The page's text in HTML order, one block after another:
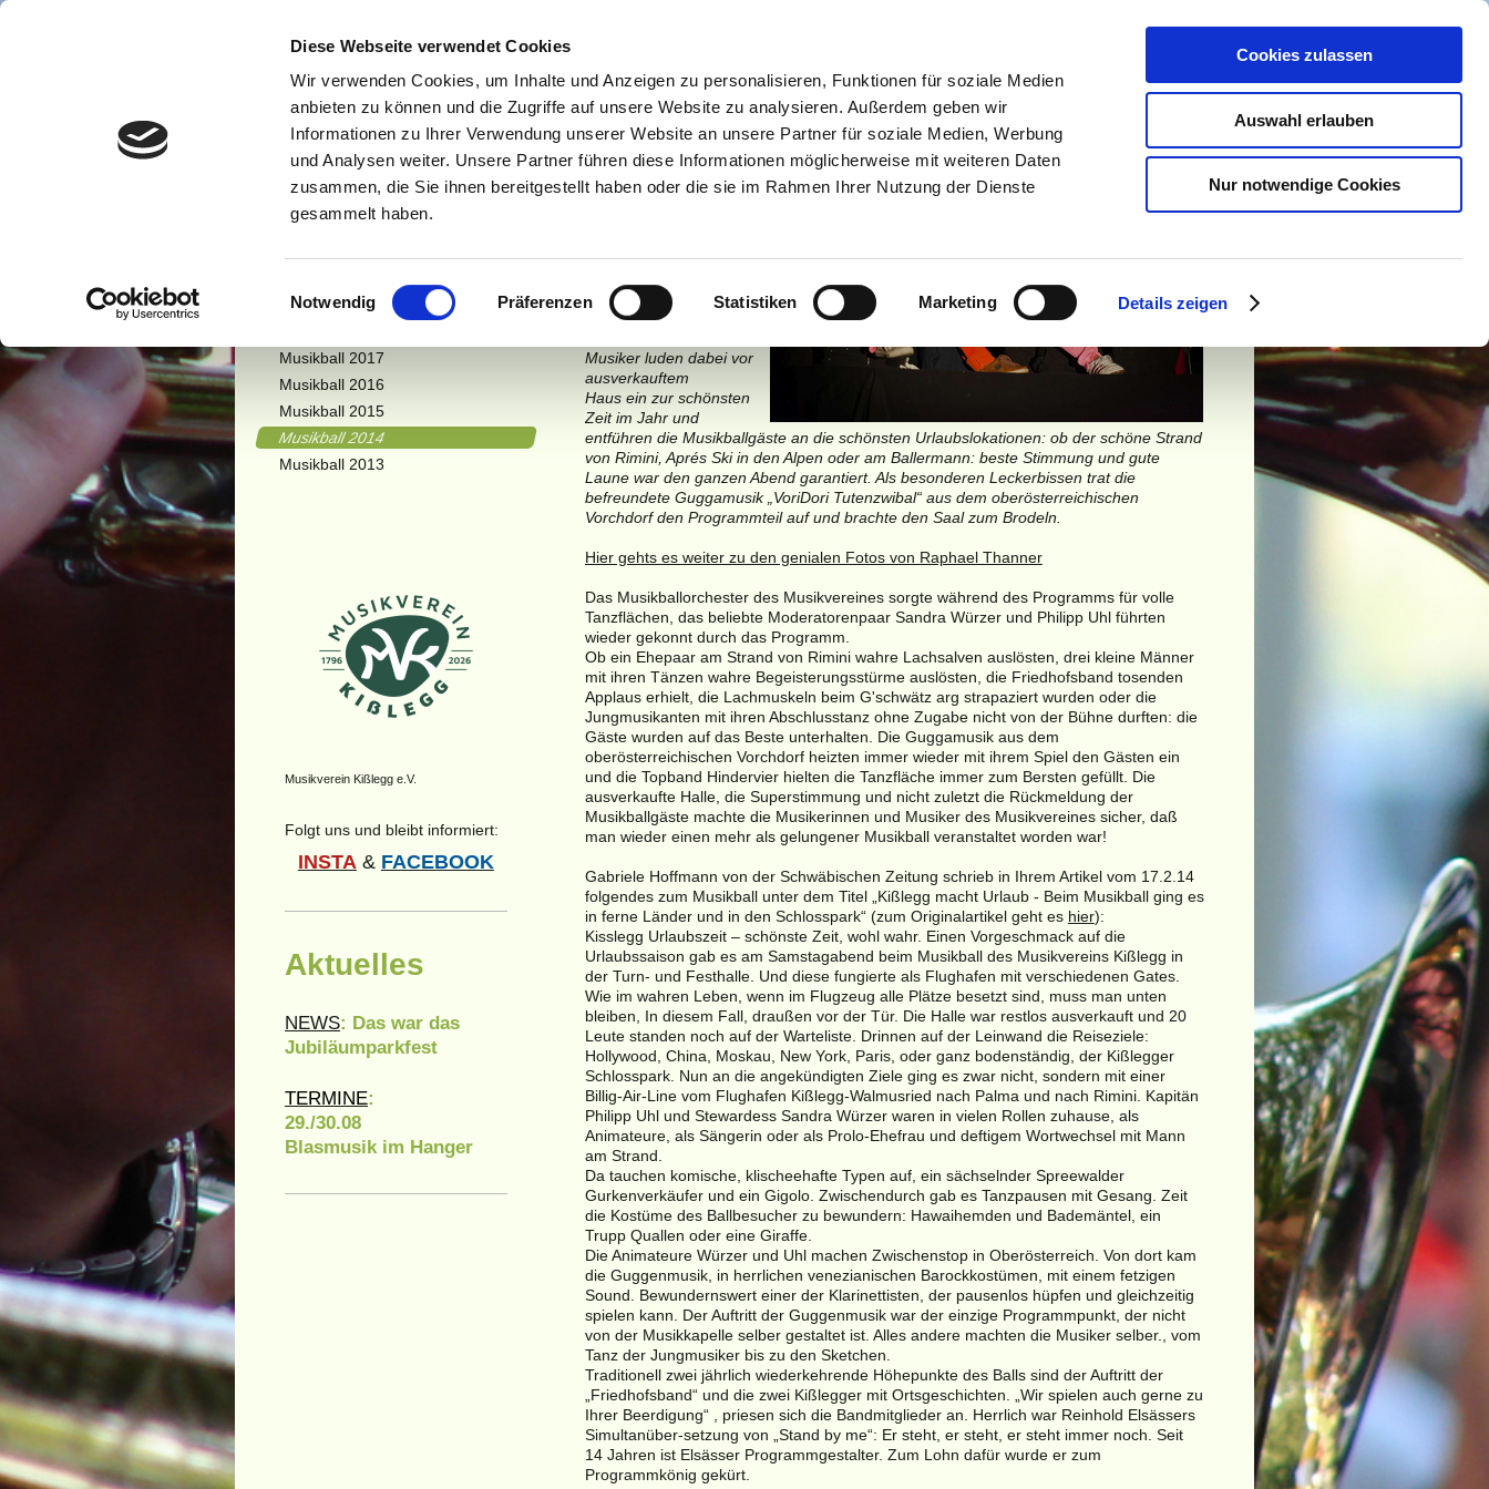
Diese Webseite verwendet Cookies
Wir verwenden Cookies, um Inhalte und Anzeigen zu personalisieren, Funktionen für soziale Medien
anbieten zu können und die Zugriffe auf unsere Website zu analysieren. Außerdem geben wir
Informationen zu Ihrer Verwendung unserer Website an unsere Partner für soziale Medien, Werbung
und Analysen weiter. Unsere Partner führen diese Informationen möglicherweise mit weiteren Daten
zusammen, die Sie ihnen bereitgestellt haben oder die sie im Rahmen Ihrer Nutzung der Dienste
gesammelt haben.
Einwilligungsauswahl
Notwendig Präferenzen Statistiken Marketing Details zeigen
Cookies zulassen
Auswahl erlauben
Nur notwendige Cookies
GALERIE
KONTAKT IMPRESSUM
Musikverein Kißlegg
Musikball 15.02.2014
Beim ausverkauften
Musikball ging es in
den schönsten Urlaub
Musikball des
stand unter dem Motto
„Urlaubszeit – schönste
Musiker luden dabei vor
ausverkauftem
Haus ein zur schönsten
Zeit im Jahr und
entführen die Musikballgäste an die schönsten Urlaubslokationen: ob der schöne Strand
von Rimini, Aprés Ski in den Alpen oder am Ballermann: beste Stimmung und gute
Laune war den ganzen Abend garantiert. Als besonderen Leckerbissen trat die
befreundete Guggamusik „VoriDori Tutenzwibal“ aus dem oberösterreichischen
Vorchdorf den Programmteil auf und brachte den Saal zum Brodeln.
Hier gehts es weiter zu den genialen Fotos von Raphael Thanner
Das Musikballorchester des Musikvereines sorgte während des Programms für volle
Tanzflächen, das beliebte Moderatorenpaar Sandra Würzer und Philipp Uhl führten
wieder gekonnt durch das Programm.
Ob ein Ehepaar am Strand von Rimini wahre Lachsalven auslösten, drei kleine Männer
mit ihren Tänzen wahre Begeisterungsstürme auslösten, die Friedhofsband tosenden
Applaus erhielt, die Lachmuskeln beim G'schwätz arg strapaziert wurden oder die
Jungmusikanten mit ihren Abschlusstanz ohne Zugabe nicht von der Bühne durften: die
Gäste wurden auf das Beste unterhalten. Die Guggamusik aus dem
oberösterreichischen Vorchdorf heizten immer wieder mit ihrem Spiel den Gästen ein
und die Topband Hindervier hielten die Tanzfläche immer zum Bersten gefüllt. Die
ausverkaufte Halle, die Superstimmung und nicht zuletzt die Rückmeldung der
Musikballgäste machte die Musikerinnen und Musiker des Musikvereines sicher, daß
man wieder einen mehr als gelungener Musikball veranstaltet worden war!
Gabriele Hoffmann von der Schwäbischen Zeitung schrieb in Ihrem Artikel vom 17.2.14
folgendes zum Musikball unter dem Titel „Kißlegg macht Urlaub - Beim Musikball ging es
in ferne Länder und in den Schlosspark“ (zum Originalartikel geht es hier):
Kisslegg Urlaubszeit – schönste Zeit, wohl wahr. Einen Vorgeschmack auf die
Urlaubssaison gab es am Samstagabend beim Musikball des Musikvereins Kißlegg in
der Turn- und Festhalle. Und diese fungierte als Flughafen mit verschiedenen Gates.
Wie im wahren Leben, wenn im Flugzeug alle Plätze besetzt sind, muss man unten
bleiben, In diesem Fall, draußen vor der Tür. Die Halle war restlos ausverkauft und 20
Leute standen noch auf der Warteliste. Drinnen auf der Leinwand die Reiseziele:
Hollywood, China, Moskau, New York, Paris, oder ganz bodenständig, der Kißlegger
Schlosspark. Nun an die angekündigten Ziele ging es zwar nicht, sondern mit einer
Billig-Air-Line vom Flughafen Kißlegg-Walmusried nach Palma und nach Rimini. Kapitän
Philipp Uhl und Stewardess Sandra Würzer waren in vielen Rollen zuhause, als
Animateure, als Sängerin oder als Prolo-Ehefrau und deftigem Wortwechsel mit Mann
am Strand.
Da tauchen komische, klischeehafte Typen auf, ein sächselnder Spreewalder
Gurkenverkäufer und ein Gigolo. Zwischendurch gab es Tanzpausen mit Gesang. Zeit
die Kostüme des Ballbesucher zu bewundern: Hawaihemden und Bademäntel, ein
Trupp Quallen oder eine Giraffe.
Die Animateure Würzer und Uhl machen Zwischenstop in Oberösterreich. Von dort kam
die Guggenmusik, in herrlichen venezianischen Barockkostümen, mit einem fetzigen
Sound. Bewundernswert einer der Klarinettisten, der pausenlos hüpfen und gleichzeitig
spielen kann. Der Auftritt der Guggenmusik war der einzige Programmpunkt, der nicht
von der Musikkapelle selber gestaltet ist. Alles andere machten die Musiker selber., vom
Tanz der Jungmusiker bis zu den Sketchen.
Traditionell zwei jährlich wiederkehrende Höhepunkte des Balls sind der Auftritt der
„Friedhofsband“ und die zwei Kißlegger mit Ortsgeschichten. „Wir spielen auch gerne zu
Ihrer Beerdigung“ , priesen sich die Bandmitglieder an. Herrlich war Reinhold Elsässers
Simultanüber-setzung von „Stand by me“: Er steht, er steht, er steht immer noch. Seit
14 Jahren ist Elsässer Programmgestalter. Zum Lohn dafür wurde er zum
Programmkönig gekürt.
Musikball 2026
Musikball 2025
Musikball 2024
Musikball 2023
Musikball 2019
Musikball 2017
Musikball 2016
Musikball 2015
Musikball 2014
Musikball 2013
Musikverein Kißlegg e.V.
Folgt uns und bleibt informiert:
INSTA & FACEBOOK
Aktuelles
NEWS: Das war das
Jubiläumparkfest
TERMINE:
29./30.08
Blasmusik im Hanger